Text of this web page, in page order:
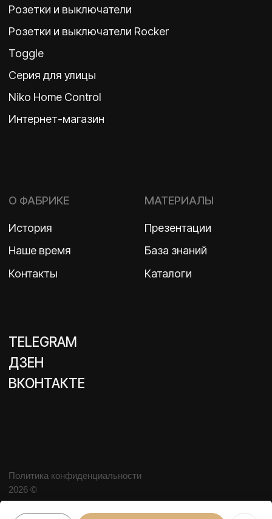
2026 ©
ООО «Бельгийская электротехника»
ИНН 7710498979 ОГРН 1157746609350